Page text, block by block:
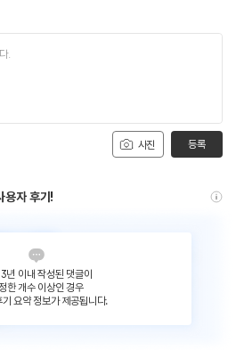
사진 등록
자 후기!
년 이내 작성된 댓글이
한 개수 이상인 경우
요약 정보가 제공됩니다.